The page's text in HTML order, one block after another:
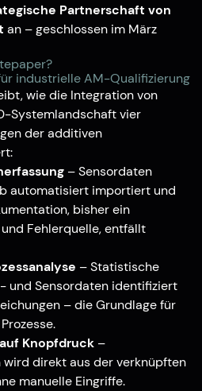
Partnerschaft von
an – geschlossen im März
industrielle AM-Qualifizierung
wie die Integration von
Systemlandschaft vier
der additiven
– Sensordaten
automatisiert importiert und
bisher ein
Fehlerquelle, entfällt
– Statistische
und Sensordaten identifiziert
– die Grundlage für
Knopfdruck –
direkt aus der verknüpften
manuelle Eingriffe.